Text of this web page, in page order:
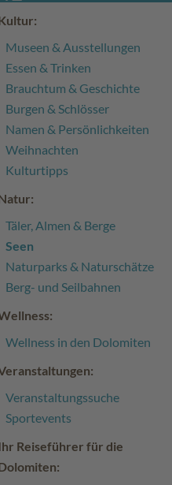
Museen & Ausstellungen
Essen & Trinken
Brauchtum & Geschichte
Burgen & Schlösser
Namen & Persönlichkeiten
Weihnachten
Kulturtipps
Täler, Almen & Berge
Seen
Naturparks & Naturschätze
Berg- und Seilbahnen
Wellness in den Dolomiten
Veranstaltungssuche
Sportevents
Reiseführer für die